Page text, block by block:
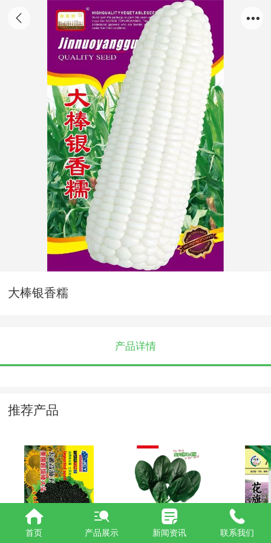
大棒银香糯
产品详情
推荐产品
卡迪高油王 卡宴大袋版- 花旗韭
首页 产品展示 新闻资讯 联系我们